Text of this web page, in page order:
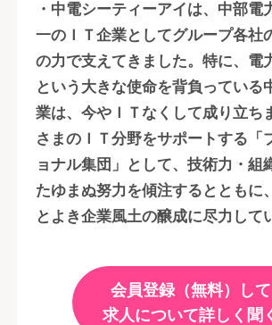
・中電シーティーアイは、中部電
一のＩＴ企業としてグループ各社
の力で支えてきました。特に、電
という大きな使命を背負っている
業は、今やＩＴなくして成り立ち
さまのＩＴ分野をサポートする「
ョナル集団」として、技術力・組
たゆまぬ努力を傾注するとともに
とよき企業風土の醸成に尽力して
会員登録（無料）して
求人について詳しく聞